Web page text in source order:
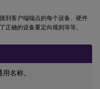
到客户端端点的每个设备、硬件
正确的设备重定向规则等等。
名称。